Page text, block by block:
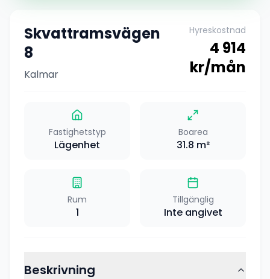
Skvattramsvägen
8
Kalmar
Hyreskostnad
4 914
kr/mån
Fastighetstyp
Lägenhet
Boarea
31.8 m²
Rum
1
Tillgänglig
Inte angivet
Beskrivning